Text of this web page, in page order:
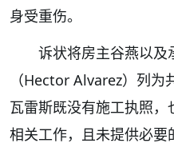
身受重伤。
诉状将房主谷燕以及
（Hector Alvarez）列
瓦雷斯既没有施工执照
相关工作，且未提供必